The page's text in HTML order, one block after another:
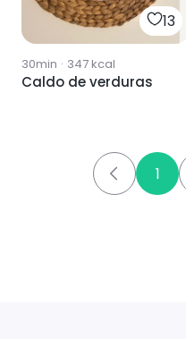
13
30min · 347kcal
Caldo de verduras
1